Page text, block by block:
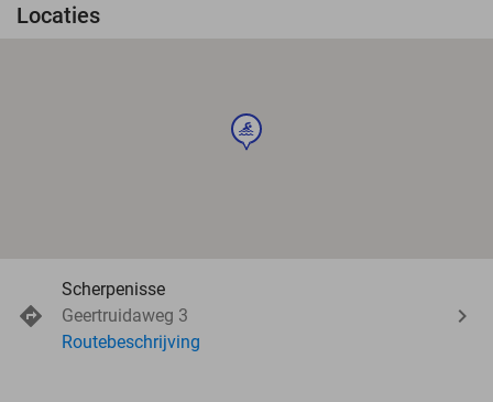
Locaties
sport
Scherpenisse
Geertruidaweg 3
Routebeschrijving